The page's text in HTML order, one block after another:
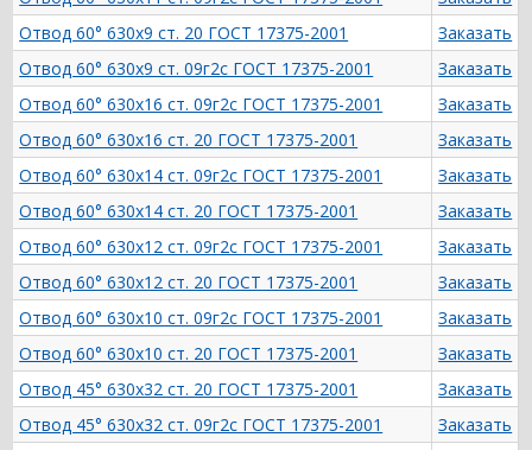
Отвод 60° 630х9 ст. 20 ГОСТ 17375-2001
Заказать
Отвод 60° 630х9 ст. 09г2с ГОСТ 17375-2001
Заказать
Отвод 60° 630х16 ст. 09г2с ГОСТ 17375-2001
Заказать
Отвод 60° 630х16 ст. 20 ГОСТ 17375-2001
Заказать
Отвод 60° 630х14 ст. 09г2с ГОСТ 17375-2001
Заказать
Отвод 60° 630х14 ст. 20 ГОСТ 17375-2001
Заказать
Отвод 60° 630х12 ст. 09г2с ГОСТ 17375-2001
Заказать
Отвод 60° 630х12 ст. 20 ГОСТ 17375-2001
Заказать
Отвод 60° 630х10 ст. 09г2с ГОСТ 17375-2001
Заказать
Отвод 60° 630х10 ст. 20 ГОСТ 17375-2001
Заказать
Отвод 45° 630х32 ст. 20 ГОСТ 17375-2001
Заказать
Отвод 45° 630х32 ст. 09г2с ГОСТ 17375-2001
Заказать